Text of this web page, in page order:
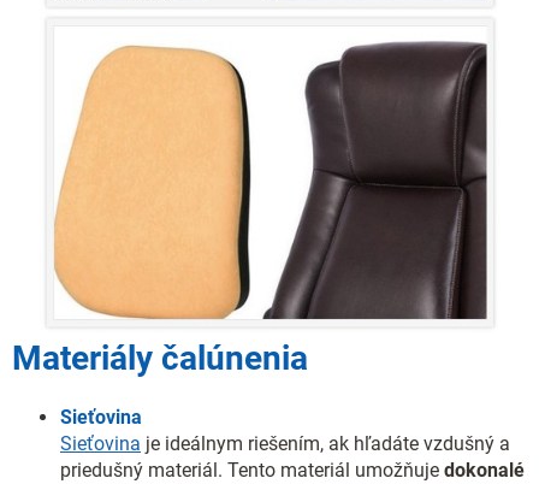
Materiály čalúnenia
Sieťovina
Sieťovina je ideálnym riešením, ak hľadáte vzdušný a
priedušný materiál. Tento materiál umožňuje dokonalé